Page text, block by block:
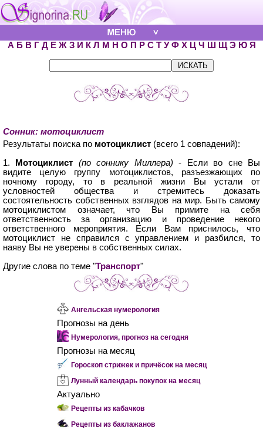
А Б В Г Д Е Ж З И К Л М Н О П Р С Т У Ф Х Ц Ч Ш Щ Э Ю Я
Сонник: мотоциклист
Результаты поиска по мотоциклист (всего 1 совпадений):
1. Мотоциклист (по соннику Миллера) - Если во сне Вы
видите целую группу мотоциклистов, разъезжающих по
ночному городу, то в реальной жизни Вы устали от
условностей общества и стремитесь доказать
состоятельность собственных взглядов на мир. Быть самому
мотоциклистом означает, что Вы примите на себя
ответственность за организацию и проведение некого
ответственного мероприятия. Если Вам приснилось, что
мотоциклист не справился с управлением и разбился, то
наяву Вы не уверены в собственных силах.
Другие слова по теме "Транспорт"
Ангельская нумерология
Прогнозы на день
Нумерология, прогноз на сегодня
Прогнозы на месяц
Гороскоп стрижек и причёсок на месяц
Лунный календарь покупок на месяц
Актуально
Рецепты из кабачков
Рецепты из баклажанов